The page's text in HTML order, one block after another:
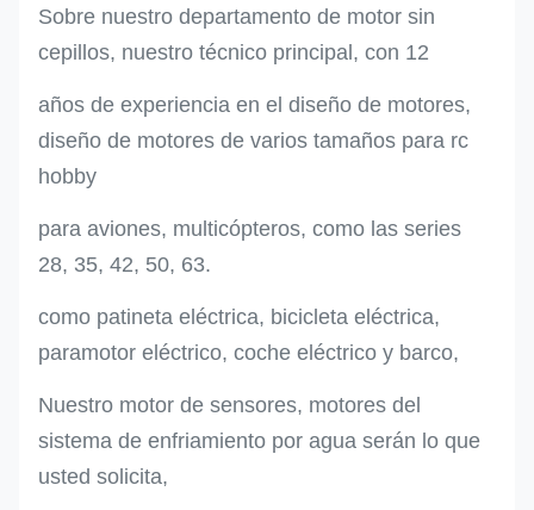
Sobre nuestro departamento de motor sin
cepillos, nuestro técnico principal, con 12
años de experiencia en el diseño de motores,
diseño de motores de varios tamaños para rc
hobby
para aviones, multicópteros, como las series
28, 35, 42, 50, 63.
como patineta eléctrica, bicicleta eléctrica,
paramotor eléctrico, coche eléctrico y barco,
Nuestro motor de sensores, motores del
sistema de enfriamiento por agua serán lo que
usted solicita,